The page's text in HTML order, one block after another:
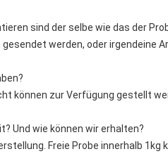
sind der selbe wie das der
werden, oder irgendeine
können zur Verfügung gestellt
Und wie können wir erhalten?
Freie Probe innerhalb